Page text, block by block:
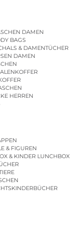
DAMEN
BAGS
& DAMENTÜCHER
DAMEN
HERREN
& FIGUREN
& KINDER LUNCHBOX